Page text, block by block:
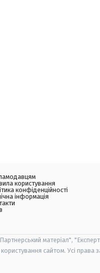
користування
конфіденційності
інформація
матеріал",
сайтом. Усі права